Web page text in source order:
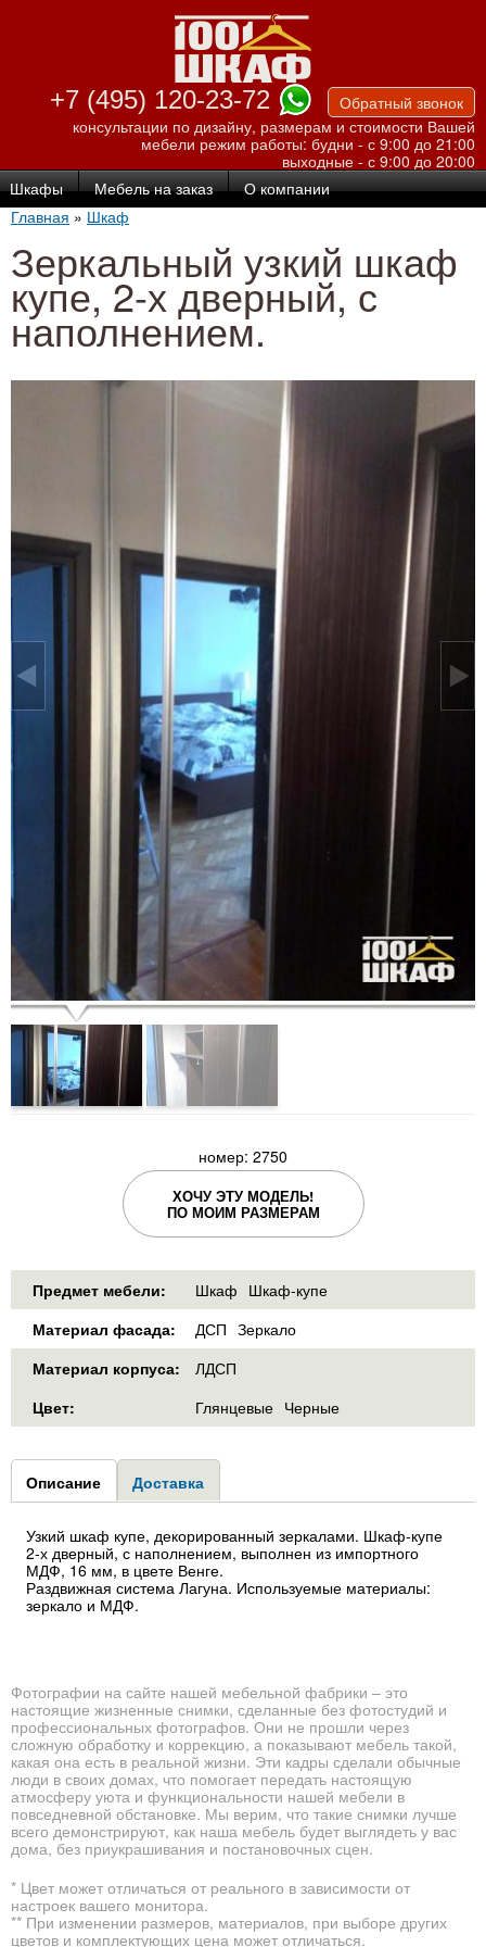
Перейти к
основному
содержанию
+7 (495) 120-23-72
Обратный звонок
консультации по дизайну, размерам и стоимости Вашей
мебели режим работы: будни - с 9:00 до 21:00
выходные - с 9:00 до 20:00
Шкафы Мебель на заказ О компании
Главная » Шкаф
Зеркальный узкий шкаф
купе, 2-х дверный, с
наполнением.
номер: 2750
ХОЧУ ЭТУ МОДЕЛЬ!
ПО МОИМ РАЗМЕРАМ
Предмет мебели: Шкаф Шкаф-купе
Материал фасада:
ДСП Зеркало
Материал корпуса:
ЛДСП
Цвет:
Глянцевые Черные
Group1
Описание (активная
вкладка)
Доставка
Узкий шкаф купе, декорированный зеркалами. Шкаф-купе
2-х дверный, с наполнением, выполнен из импортного
МДФ, 16 мм, в цвете Венге.
Раздвижная система Лагуна. Используемые материалы:
зеркало и МДФ.
Фотографии на сайте нашей мебельной фабрики – это
настоящие жизненные снимки, сделанные без фотостудий и
профессиональных фотографов. Они не прошли через
сложную обработку и коррекцию, а показывают мебель такой,
какая она есть в реальной жизни. Эти кадры сделали обычные
люди в своих домах, что помогает передать настоящую
атмосферу уюта и функциональности нашей мебели в
повседневной обстановке. Мы верим, что такие снимки лучше
всего демонстрируют, как наша мебель будет выглядеть у вас
дома, без приукрашивания и постановочных сцен.
* Цвет может отличаться от реального в зависимости от
настроек вашего монитора.
** При изменении размеров, материалов, при выборе других
цветов и комплектующих цена может отличаться.